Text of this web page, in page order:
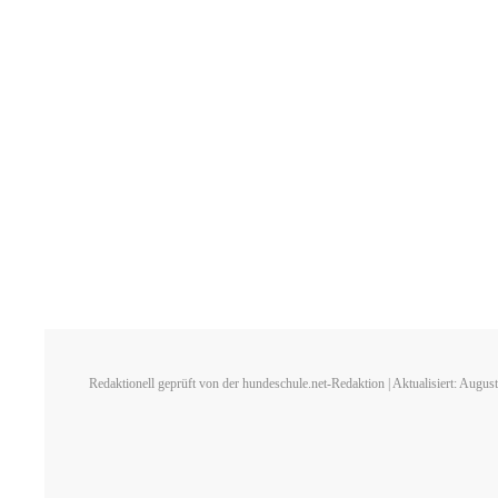
Redaktionell geprüft von der hundeschule.net-Redaktion | Aktualisiert: